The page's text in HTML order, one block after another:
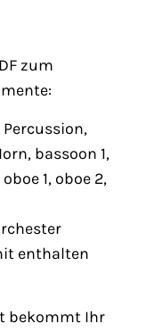
zum
Percussion,
bassoon 1,
1, oboe 2,
enthalten
bekommt Ihr